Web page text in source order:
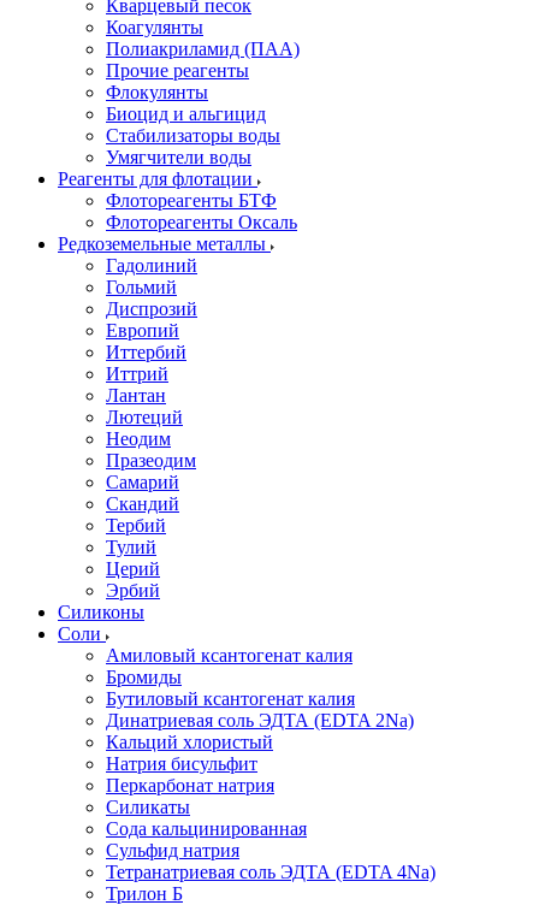
Кварцевый песок
Коагулянты
Полиакриламид (ПАА)
Прочие реагенты
Флокулянты
Биоцид и альгицид
Стабилизаторы воды
Умягчители воды
Реагенты для флотации
Флотореагенты БТФ
Флотореагенты Оксаль
Редкоземельные металлы
Гадолиний
Гольмий
Диспрозий
Европий
Иттербий
Иттрий
Лантан
Лютеций
Неодим
Празеодим
Самарий
Скандий
Тербий
Тулий
Церий
Эрбий
Силиконы
Соли
Амиловый ксантогенат калия
Бромиды
Бутиловый ксантогенат калия
Динатриевая соль ЭДТА (EDTA 2Na)
Кальций хлористый
Натрия бисульфит
Перкарбонат натрия
Силикаты
Сода кальцинированная
Сульфид натрия
Тетранатриевая соль ЭДТА (EDTA 4Na)
Трилон Б